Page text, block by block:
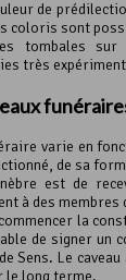
de
coloris sont
tombales
très
varie en
de sa
est de
à des membres
la
de signer un
Sens. Le